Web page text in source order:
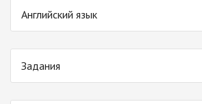
Английский язык
Задания